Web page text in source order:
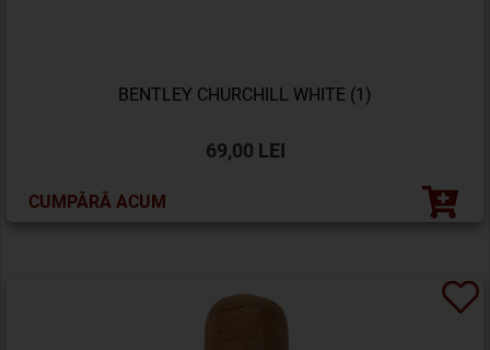
BENTLEY CHURCHILL WHITE (1)
69,00 LEI
CUMPĂRĂ ACUM